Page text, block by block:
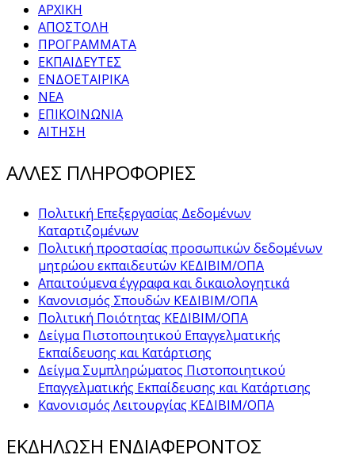
ΑΡΧΙΚΗ
ΑΠΟΣΤΟΛΗ
ΠΡΟΓΡΑΜΜΑΤΑ
ΕΚΠΑΙΔΕΥΤΕΣ
ΕΝΔΟΕΤΑΙΡΙΚΑ
ΝΕΑ
ΕΠΙΚΟΙΝΩΝΙΑ
ΑΙΤΗΣΗ
ΑΛΛΕΣ ΠΛΗΡΟΦΟΡΙΕΣ
Πολιτική Επεξεργασίας Δεδομένων
Καταρτιζομένων
Πολιτική προστασίας προσωπικών δεδομένων
μητρώου εκπαιδευτών ΚΕΔΙΒΙΜ/ΟΠΑ
Απαιτούμενα έγγραφα και δικαιολογητικά
Κανονισμός Σπουδών ΚΕΔΙΒΙΜ/ΟΠΑ
Πολιτική Ποιότητας ΚΕΔΙΒΙΜ/ΟΠΑ
Δείγμα Πιστοποιητικού Επαγγελματικής
Εκπαίδευσης και Κατάρτισης
Δείγμα Συμπληρώματος Πιστοποιητικού
Επαγγελματικής Εκπαίδευσης και Κατάρτισης
Κανονισμός Λειτουργίας ΚΕΔΙΒΙΜ/ΟΠΑ
ΕΚΔΗΛΩΣΗ ΕΝΔΙΑΦΕΡΟΝΤΟΣ